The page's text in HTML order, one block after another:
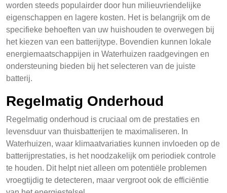
worden steeds populairder door hun milieuvriendelijke
eigenschappen en lagere kosten. Het is belangrijk om de
specifieke behoeften van uw huishouden te overwegen bij
het kiezen van een batterijtype. Bovendien kunnen lokale
energiemaatschappijen in Waterhuizen raadgevingen en
ondersteuning bieden bij het selecteren van de juiste
batterij.
Regelmatig Onderhoud
Regelmatig onderhoud is cruciaal om de prestaties en
levensduur van thuisbatterijen te maximaliseren. In
Waterhuizen, waar klimaatvariaties kunnen invloeden op de
batterijprestaties, is het noodzakelijk om periodiek controle
te houden. Dit helpt niet alleen om potentiële problemen
vroegtijdig te detecteren, maar vergroot ook de efficiëntie